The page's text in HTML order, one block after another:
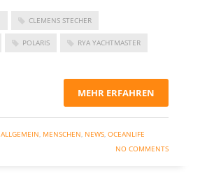
CLEMENS STECHER
POLARIS RYA YACHTMASTER
MEHR ERFAHREN
ALLGEMEIN MENSCHEN NEWS OCEANLIFE
NO COMMENTS